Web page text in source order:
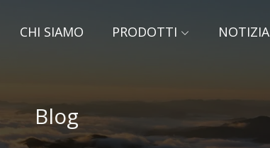
CHI SIAMO PRODOTTI NOTIZIA
Blog